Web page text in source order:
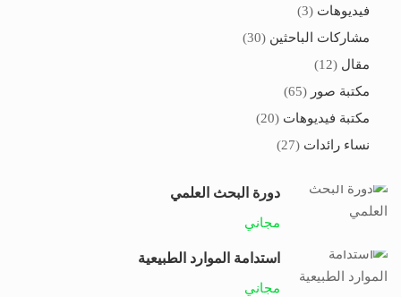
فيديوهات (3)
مشاركات الباحثين (30)
مقال (12)
مكتبة صور (65)
مكتبة فيديوهات (20)
نساء رائدات (27)
دورة البحث العلمي
مجاني
استدامة الموارد الطبيعية
مجاني